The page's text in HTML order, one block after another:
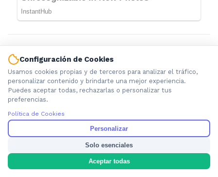
Información local que importa. Noticias de Ensenada, La
Plata y la provincia de Buenos Aires.
Configuración de Cookies
Usamos cookies propias y de terceros para analizar el tráfico,
personalizar contenido y brindarte una mejor experiencia.
Puedes aceptar todas, rechazarlas o personalizar tus
preferencias.
Política de Cookies
Personalizar
Solo esenciales
Aceptar todas